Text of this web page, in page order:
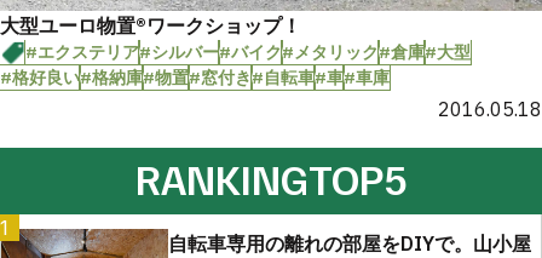
大型ユーロ物置®ワークショップ！
#エクステリア#シルバー#バイク#メタリック#倉庫#大型
#格好良い#格納庫#物置#窓付き#自転車#車#車庫
2016.05.18
RANKINGTOP5
1
自転車専用の離れの部屋をDIYで。山小屋